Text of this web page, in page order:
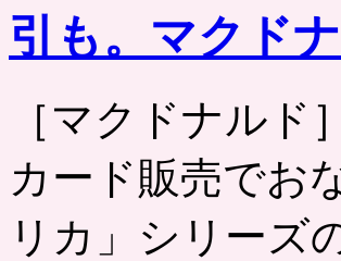
引も。マクド
［マクドナル
カード販売でお
リカ」シリーズ